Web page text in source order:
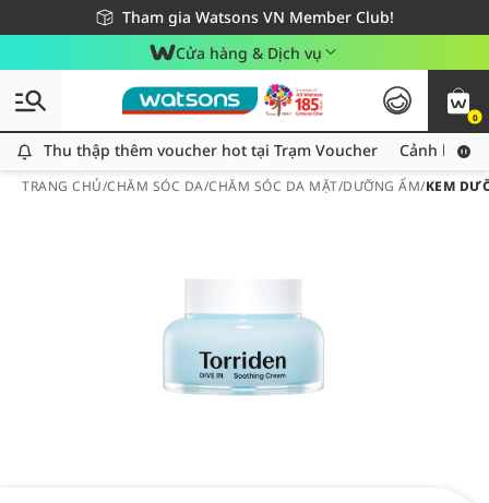
Tham gia Watsons VN Member Club!
Miễn phí giao hàng cho đơn hàng từ 249,000Đ
Giao hàng nhanh 24h - Áp dụng khu vực TP. Hồ Chí Minh
Cửa hàng & Dịch vụ
0
Thu thập thêm voucher hot tại Trạm Voucher
Thu thập thêm voucher hot tại Trạm Voucher Cảnh báo
TRANG CHỦ/CHĂM SÓC DA/CHĂM SÓC DA MẶT/DƯỠNG ẨM/KEM